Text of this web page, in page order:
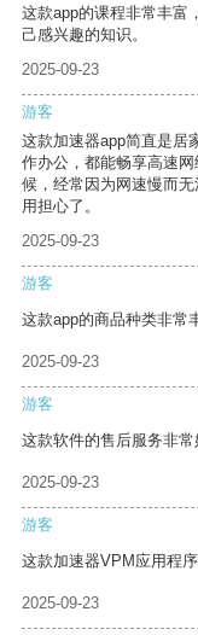
这款app的课程非常丰富
己感兴趣的知识。
2025-09-23
游客
这款加速器app简直是居
作办公，都能畅享高速
候，经常因为网速慢而
用担心了。
2025-09-23
游客
这款app的商品种类非常
2025-09-23
游客
这款软件的售后服务非常
2025-09-23
游客
这款加速器VPM应用程
2025-09-23